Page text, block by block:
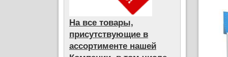
На все товары,
присутствующие в
ассортименте нашей